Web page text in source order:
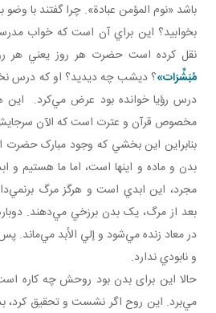
باشد «نوم المؤمن عبادة». چرا گفتند با وضو
بخوابيد؟ اين براي آن است که خواب
نقل کرده است حضرت هر روز يعني هر
مُبَشِّرَات»؟ ديشب چه ديديد؟ او که درس
درس رؤيا خوانده بود عرض مي‌کرد.
مخصوص قرآن و عترت است که الآن
بنابراين اين بخشي که وجود مبارک حضرت
بدن و ماده و اينها است، اما ما هستيم و
مجرد، اين ابدي است و هرگز مرگ
بعد از مرگ، يک بدن برزخي مي‌دهند.
در معاد زنده مي‌شود و إلي الأبد مي‌ماند.
و نابودي ندارد.
حالا اين برای بدن بود روحش چه کاره
مي‌برد. اين روح اگر نشست و تحقيق کرد،